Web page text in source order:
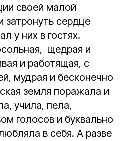
своей малой
затронуть сердце
у них в гостях.
щедрая и
и работящая, с
мудрая и бесконечно
земля поражала и
учила, пела,
голосов и буквально
в себя. А разве